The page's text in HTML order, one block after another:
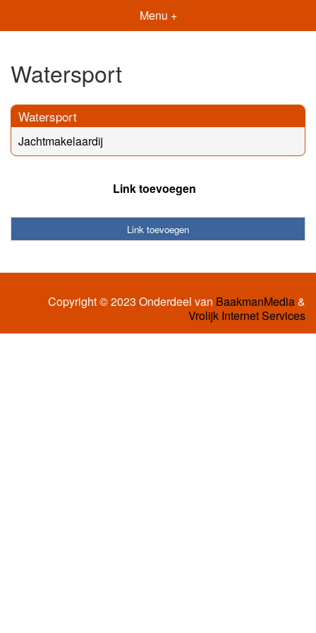
Menu +
Watersport
Watersport
Jachtmakelaardij
Link toevoegen
Link toevoegen
Copyright © 2023 Onderdeel van BaakmanMedia&
Vrolijk Internet Services